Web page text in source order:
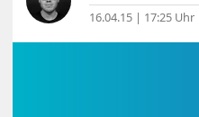
16.04.15 | 17:25 Uhr